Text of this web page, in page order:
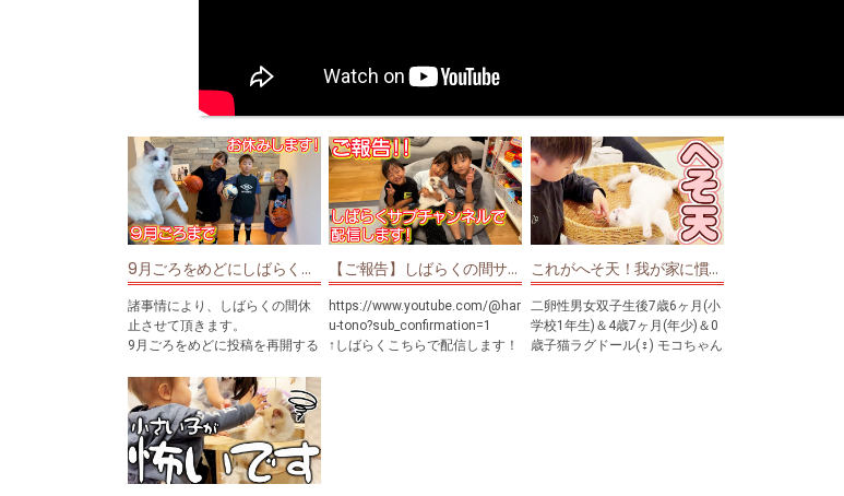
9月ごろをめどにしばらく休止します！
諸事情により、しばらくの間休
止させて頂きます。
9月ごろをめどに投稿を再開する
また皆様にお会いできることを
楽しみにしています！
二卵性男女双子生後7歳7ヶ月(小
学校1年生)＆4歳8ヶ月(年少)＆0
歳子猫ラグドール(♀)
【ご報告】しばらくの間サブチャンネルの”TWINsふたごチャンネル2nd”で配信します！
https://www.youtube.com/@har
u-tono?sub_confirmation=1
↑しばらくこちらで配信します！
これがへそ天！我が家に慣れて完全無防備で寝転がる子猫ちゃん！7才児(小学校1年生)男女双子＆4才児(年少)末っ子＆0歳子猫ラグドール(♀)の何気ない日常505
二卵性男女双子生後7歳6ヶ月(小
学校1年生)＆4歳7ヶ月(年少)＆0
歳子猫ラグドール(♀) モコちゃん